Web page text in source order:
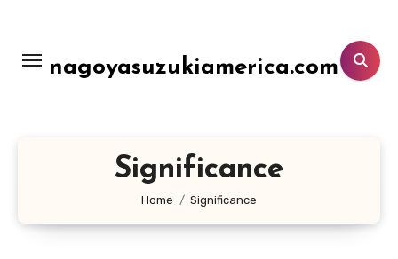
konten nagoyasuzukiamerica.com
Significance
Home Significance